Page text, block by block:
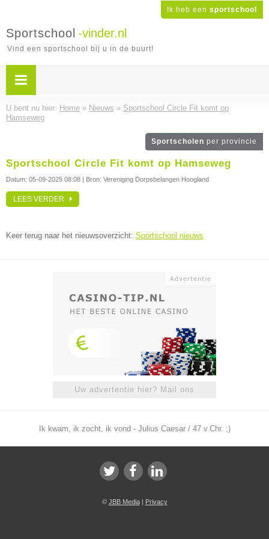
Ik heb een sportschool
Sportschool -vinder.nl
Vind een sportschool bij u in de buurt!
U bent nu hier: Home » Nieuws » Sportschool Circle Fit komt op
Hamseweg
Sportscholen per provincie
Sportschool Circle Fit komt op Hamseweg
Datum: 05-09-2025 08:08 | Bron: Vereniging Dorpsbelangen Hoogland
LEES VERDER
Keer terug naar het nieuwsoverzicht: Sportschool nieuws
Uw advertentie hier? Mail ons
Ik kwam, ik zocht, ik vond - Julius Caesar / 47 v.Chr. ;)
© JBB Media| Privacy